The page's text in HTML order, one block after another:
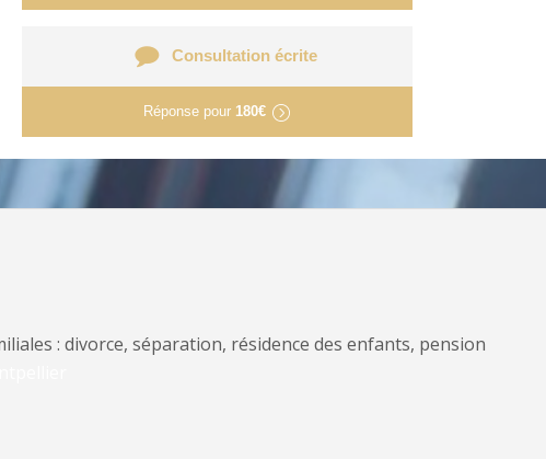
Consultation écrite
Réponse pour 180€
: divorce, séparation, résidence des enfants, pension